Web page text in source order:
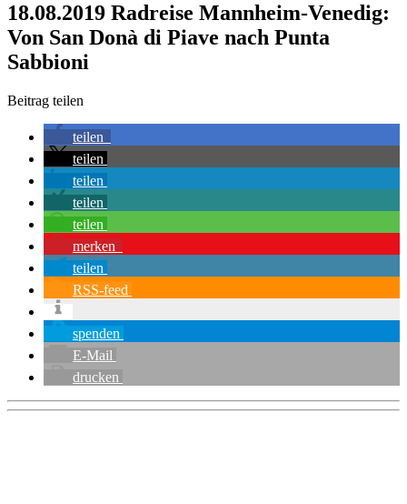
18.08.2019 Radreise Mannheim-Venedig:
Von San Donà di Piave nach Punta
Sabbioni
Beitrag teilen
teilen
teilen
teilen
teilen
teilen
merken
teilen
RSS-feed
spenden
E-Mail
drucken